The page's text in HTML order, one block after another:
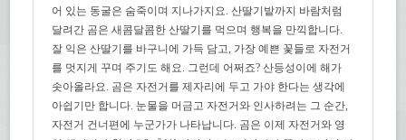
어 있는 동굴은 숨죽이며 지나가지요. 산딸기밭까지 바람처럼
달려간 곰은 새콤달콤한 산딸기를 먹으며 행복을 만끽합니다.
잘 익은 산딸기를 바구니에 가득 담고, 가장 예쁜 꽃들로 자전거
를 멋지게 꾸며 주기도 해요. 그런데 어쩌죠? 산등성이에 해가
솟아올라요. 곰은 자전거를 제자리에 두고 가야 한다는 생각에
아쉽기만 합니다. 눈물을 머금고 자전거와 인사하려는 그 순간,
자전거 건너편에 누군가가 나타납니다. 곰은 이제 자전거와 영